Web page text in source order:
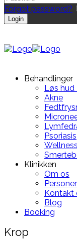
Forgot password?
Behandlinger
Løs hud
Akne
Psoriasis
Wellness
Klinikken
Om os
Kontakt
Blog
Booking
Krop